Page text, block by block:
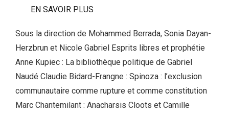
EN SAVOIR PLUS
Sous la direction de Mohammed Berrada, Sonia Dayan-
Herzbrun et Nicole Gabriel Esprits libres et prophétie
Anne Kupiec : La bibliothèque politique de Gabriel
Naudé Claudie Bidard-Frangne : Spinoza : l’exclusion
communautaire comme rupture et comme constitution
Marc Chantemilant : Anacharsis Cloots et Camille